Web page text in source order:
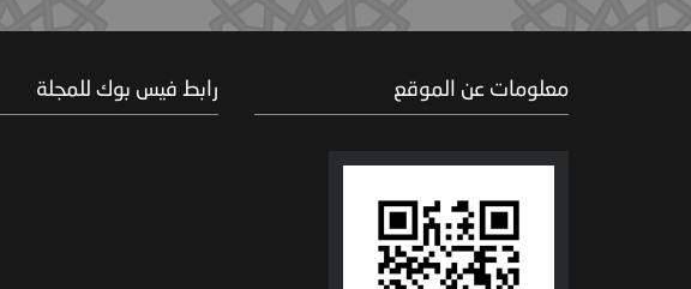
معلومات عن الموقع رابط فيس بوك للمجلة